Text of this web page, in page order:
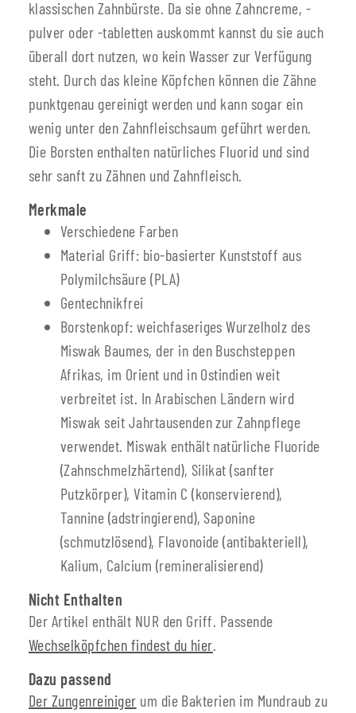
klassischen Zahnbürste. Da sie ohne Zahncreme, -
pulver oder -tabletten auskommt kannst du sie auch
überall dort nutzen, wo kein Wasser zur Verfügung
steht. Durch das kleine Köpfchen können die Zähne
punktgenau gereinigt werden und kann sogar ein
wenig unter den Zahnfleischsaum geführt werden.
Die Borsten enthalten natürliches Fluorid und sind
sehr sanft zu Zähnen und Zahnfleisch.
Merkmale
Verschiedene Farben
Material Griff: bio-basierter Kunststoff aus
Polymilchsäure (PLA)
Gentechnikfrei
Borstenkopf: weichfaseriges Wurzelholz des
Miswak Baumes, der in den Buschsteppen
Afrikas, im Orient und in Ostindien weit
verbreitet ist. In Arabischen Ländern wird
Miswak seit Jahrtausenden zur Zahnpflege
verwendet. Miswak enthält natürliche Fluoride
(Zahnschmelzhärtend), Silikat (sanfter
Putzkörper), Vitamin C (konservierend),
Tannine (adstringierend), Saponine
(schmutzlösend), Flavonoide (antibakteriell),
Kalium, Calcium (remineralisierend)
Nicht Enthalten
Der Artikel enthält NUR den Griff. Passende
Wechselköpfchen findest du hier
Dazu passend
Der Zungenreiniger um die Bakterien im Mundraub zu